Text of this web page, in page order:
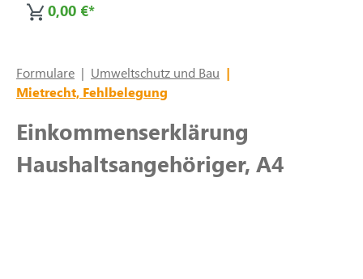
0,00 €*
Formulare | Umweltschutz und Bau |
Mietrecht, Fehlbelegung
Einkommenserklärung
Haushaltsangehöriger, A4